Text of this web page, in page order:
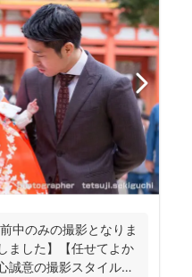
中のみの撮影となりま
ました】【任せてよか
誠意の撮影スタイル】